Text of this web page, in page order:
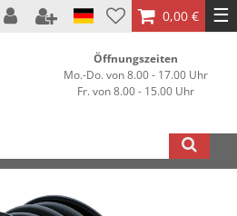
0,00 € ☰
Öffnungszeiten
Mo.-Do. von 8.00 - 17.00 Uhr
Fr. von 8.00 - 15.00 Uhr